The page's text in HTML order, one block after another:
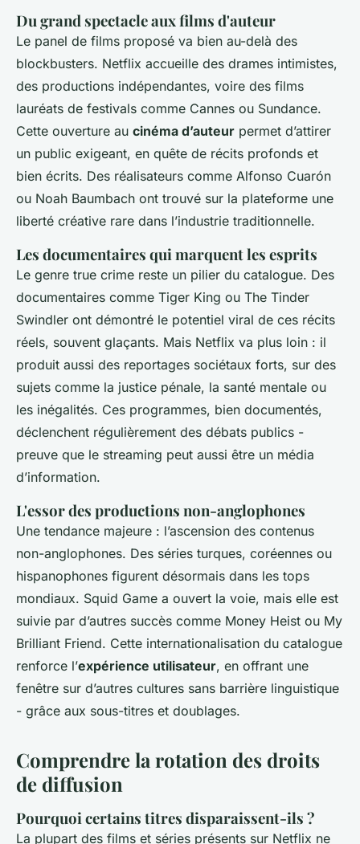
Du grand spectacle aux films d'auteur
Le panel de films proposé va bien au-delà des
blockbusters. Netflix accueille des drames intimistes,
des productions indépendantes, voire des films
lauréats de festivals comme Cannes ou Sundance.
Cette ouverture au cinéma d’auteur permet d’attirer
un public exigeant, en quête de récits profonds et
bien écrits. Des réalisateurs comme Alfonso Cuarón
ou Noah Baumbach ont trouvé sur la plateforme une
liberté créative rare dans l’industrie traditionnelle.
Les documentaires qui marquent les esprits
Le genre true crime reste un pilier du catalogue. Des
documentaires comme Tiger King ou The Tinder
Swindler ont démontré le potentiel viral de ces récits
réels, souvent glaçants. Mais Netflix va plus loin : il
produit aussi des reportages sociétaux forts, sur des
sujets comme la justice pénale, la santé mentale ou
les inégalités. Ces programmes, bien documentés,
déclenchent régulièrement des débats publics -
preuve que le streaming peut aussi être un média
d’information.
L'essor des productions non-anglophones
Une tendance majeure : l’ascension des contenus
non-anglophones. Des séries turques, coréennes ou
hispanophones figurent désormais dans les tops
mondiaux. Squid Game a ouvert la voie, mais elle est
suivie par d’autres succès comme Money Heist ou My
Brilliant Friend. Cette internationalisation du catalogue
renforce l’expérience utilisateur, en offrant une
fenêtre sur d’autres cultures sans barrière linguistique
- grâce aux sous-titres et doublages.
Comprendre la rotation des droits
de diffusion
Pourquoi certains titres disparaissent-ils ?
La plupart des films et séries présents sur Netflix ne